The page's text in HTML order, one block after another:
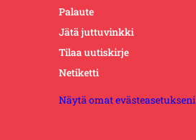
Palaute
Jätä juttuvinkki
Tilaa uutiskirje
Netiketti
Näytä omat evästeasetukseni